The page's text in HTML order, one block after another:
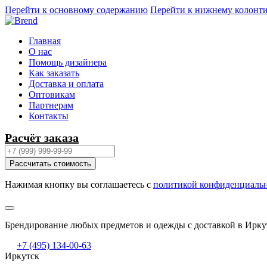
Перейти к основному содержанию Перейти к нижнему
Главная
О нас
Помощь дизайнера
Как заказать
Доставка и оплата
Оптовикам
Партнерам
Контакты
Расчёт заказа
Рассчитать стоимость
Нажимая кнопку вы соглашаетесь с политикой
Брендирование любых предметов и одежды с доставкой в
+7 (495) 134-00-63
Иркутск